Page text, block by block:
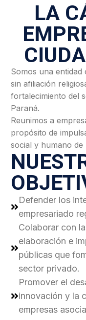
LA
Somos una
sin afiliación
fortalecimiento del
Paraná.
Reunimos a
propósito de
social y humano de
Defender los
empresariado
Colaborar con
elaboración e
públicas que
sector privado.
Promover el
innovación y la
empresas